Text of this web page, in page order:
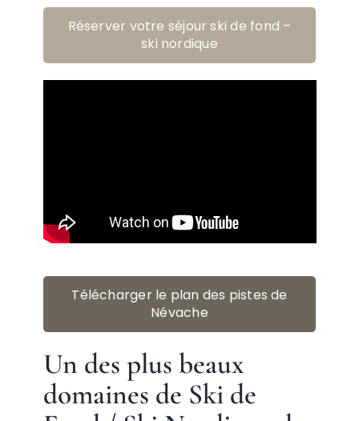
Réserver votre séjour ski de fond –
ski nordique
Télécharger le plan des pistes de
Névache
Un des plus beaux
domaines de Ski de